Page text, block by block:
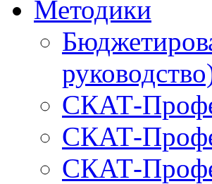
Методики
СКАТ-
СКАТ-
СКАТ-